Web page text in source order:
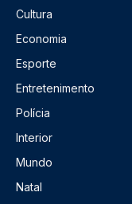
Cultura
Economia
Esporte
Entretenimento
Polícia
Interior
Mundo
Natal